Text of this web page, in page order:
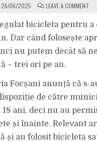
26/06/2025 LEAVE A COMMENT
CU
LUI
O
bicicleta pentru a
Dar când folosește
nu putem decât să
– trei ori pe an.
Focșani anunță că s-
de către
ani, deci nu au
și înainte. Relevant
și au folosit bicicleta